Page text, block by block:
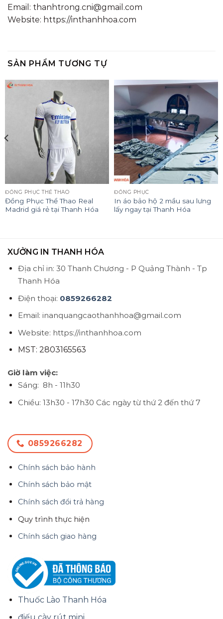
Email: thanhtrong.cni@gmail.com
Website: https://inthanhhoa.com
SẢN PHẨM TƯƠNG TỰ
ĐỒNG PHỤC THỂ THAO
Đồng Phục Thể Thao Real
Madrid giá rẻ tại Thanh Hóa
ĐỒNG PHỤC
In áo bảo hộ 2 mầu sau lưng
lấy ngay tại Thanh Hóa
XƯỞNG IN THANH HÓA
Địa chỉ in: 30 Thanh Chương - P Quảng Thành - Tp
Thanh Hóa
Điện thoại: 0859266282
Email: inanquangcaothanhhoa@gmail.com
Website: https://inthanhhoa.com
MST: 2803165563
Giờ làm việc:
Sáng: 8h - 11h30
Chiều: 13h30 - 17h30 Các ngày từ thứ 2 đến thứ 7
0859266282
Chính sách bảo hành
Chính sách bảo mật
Chính sách đổi trả hàng
Quy trình thực hiện
Chính sách giao hàng
Thuốc Lào Thanh Hóa